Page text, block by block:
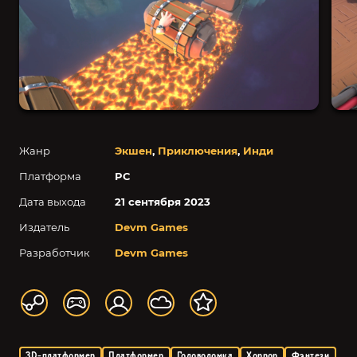
Жанр Экшен, Приключения, Инди
Платформа
PC
Дата выхода
21 сентября 2023
Издатель
Devm Games
Разработчик
Devm Games